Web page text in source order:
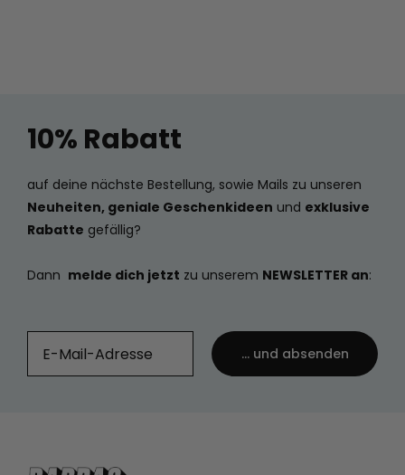
10% Rabatt
auf deine nächste Bestellung, sowie Mails zu unseren
Neuheiten, geniale Geschenkideen und exklusive
Rabatte gefällig?
Dann melde dich jetzt zu unserem NEWSLETTER an:
... und absenden